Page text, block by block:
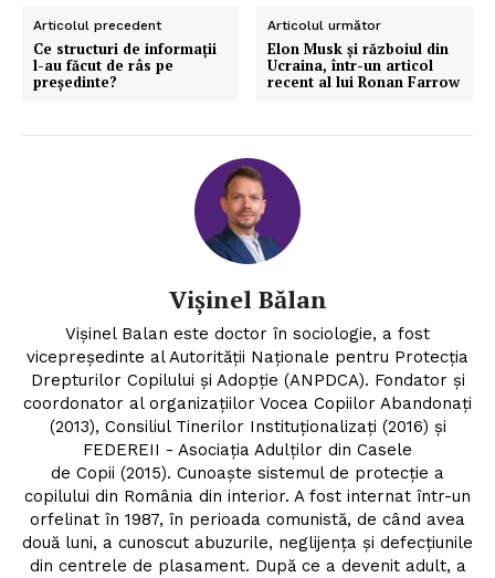
Articolul precedent
Ce structuri de informații
l-au făcut de râs pe
președinte?
Articolul următor
Elon Musk și războiul din
Ucraina, într-un articol
recent al lui Ronan Farrow
Vișinel Bălan
Vișinel Balan este doctor în sociologie, a fost
vicepreședinte al Autorității Naționale pentru Protecția
Drepturilor Copilului și Adopție (ANPDCA). Fondator și
coordonator al organizațiilor Vocea Copiilor Abandonați
(2013), Consiliul Tinerilor Instituționalizați (2016) și
FEDEREII - Asociația Adulților din Casele
de Copii (2015). Cunoaște sistemul de protecție a
copilului din România din interior. A fost internat într-un
orfelinat în 1987, în perioada comunistă, de când avea
două luni, a cunoscut abuzurile, neglijența și defecțiunile
din centrele de plasament. După ce a devenit adult, a